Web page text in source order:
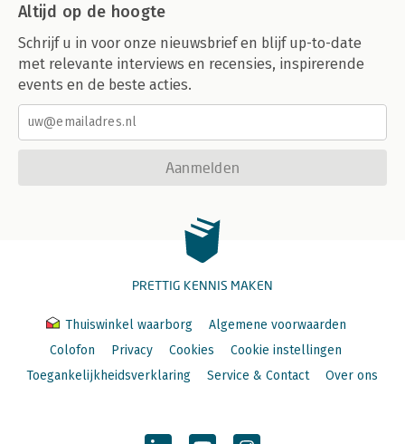
Altijd op de hoogte
Schrijf u in voor onze nieuwsbrief en blijf up-to-date
met relevante interviews en recensies, inspirerende
events en de beste acties.
Aanmelden
PRETTIG KENNIS MAKEN
Thuiswinkel waarborg
Algemene voorwaarden
Colofon
Privacy Cookies
Cookie instellingen
Toegankelijkheidsverklaring
Service & Contact Over ons